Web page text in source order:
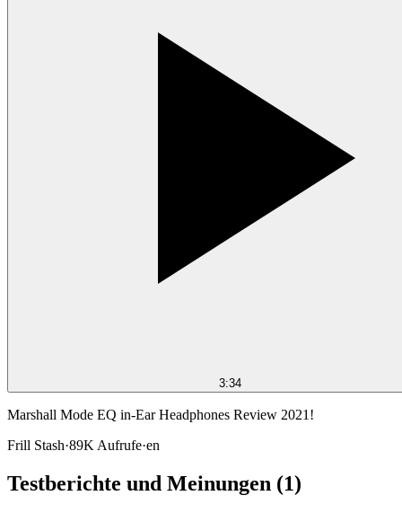
3:34
Marshall Mode EQ in-Ear Headphones Review 2021!
Frill Stash·89KAufrufe·en
Testberichte und Meinungen (1)